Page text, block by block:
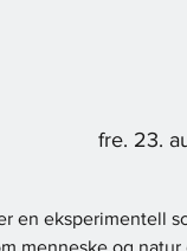
fre. 23.
en eksperimentell
menneske og